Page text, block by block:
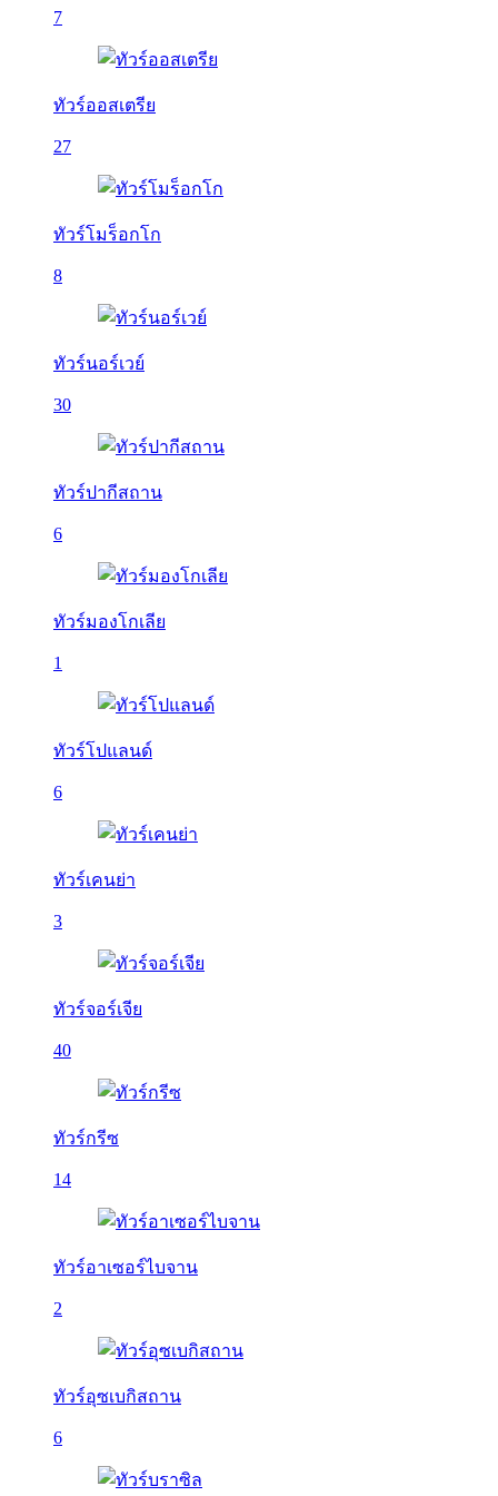
7
ทัวร์ออสเตรีย
27
ทัวร์โมร็อกโก
8
ทัวร์นอร์เวย์
30
ทัวร์ปากีสถาน
6
ทัวร์มองโกเลีย
1
ทัวร์โปแลนด์
6
ทัวร์เคนย่า
3
ทัวร์จอร์เจีย
40
ทัวร์กรีซ
14
ทัวร์อาเซอร์ไบจาน
2
ทัวร์อุซเบกิสถาน
6